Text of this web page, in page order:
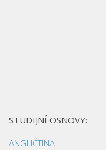
STUDIJNÍ OSNOVY:
ANGLIČTINA